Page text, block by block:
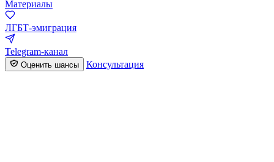
Материалы
ЛГБТ-эмиграция
Telegram-канал
Оценить шансы Консультация